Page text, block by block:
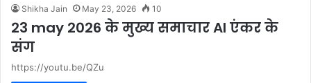
Shikha Jain May 23, 2026 10
23 may 2026 के मुख्य समाचार AI एंकर के
संग
https://youtu.be/QZu